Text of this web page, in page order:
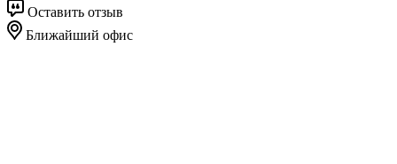
Оставить отзыв
Ближайший офис